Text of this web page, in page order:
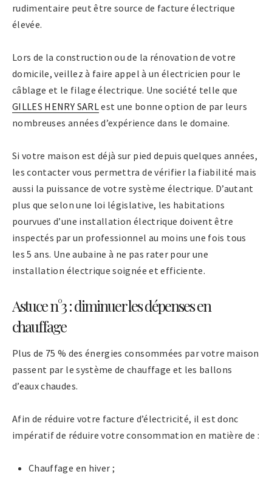
rudimentaire peut être source de facture électrique
élevée.
Lors de la construction ou de la rénovation de votre
domicile, veillez à faire appel à un électricien pour le
câblage et le filage électrique. Une société telle que
GILLES HENRY SARLest une bonne option de par leurs
nombreuses années d’expérience dans le domaine.
Si votre maison est déjà sur pied depuis quelques années,
les contacter vous permettra de vérifier la fiabilité mais
aussi la puissance de votre système électrique. D’autant
plus que selon une loi législative, les habitations
pourvues d’une installation électrique doivent être
inspectés par un professionnel au moins une fois tous
les 5 ans. Une aubaine à ne pas rater pour une
installation électrique soignée et efficiente.
Astuce n°3 : diminuer les dépenses en
chauffage
Plus de 75 % des énergies consommées par votre maison
passent par le système de chauffage et les ballons
d’eaux chaudes.
Afin de réduire votre facture d’électricité, il est donc
impératif de réduire votre consommation en matière de :
Chauffage en hiver ;